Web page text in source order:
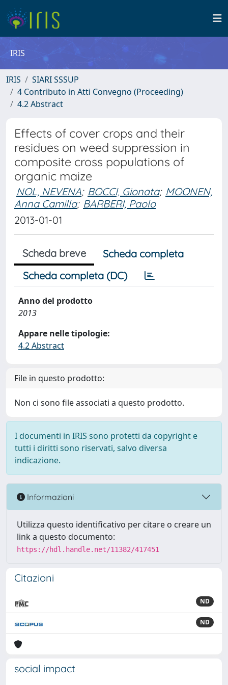
IRIS
IRIS
SIARI SSSUP
4 Contributo in Atti Convegno (Proceeding)
4.2 Abstract
Effects of cover crops and their
residues on weed suppression in
composite cross populations of
organic maize
NOL, NEVENA; BOCCI, Gionata; MOONEN,
Anna Camilla; BARBERI, Paolo
2013-01-01
Scheda breve
Scheda completa
Scheda completa (DC)
Anno del prodotto
2013
Appare nelle tipologie:
4.2 Abstract
File in questo prodotto:
Non ci sono file associati a questo prodotto.
I documenti in IRIS sono protetti da copyright e
tutti i diritti sono riservati, salvo diversa
indicazione.
Informazioni
Utilizza questo identificativo per citare o creare un
link a questo documento:
https://hdl.handle.net/11382/417451
Citazioni
ND
ND
social impact